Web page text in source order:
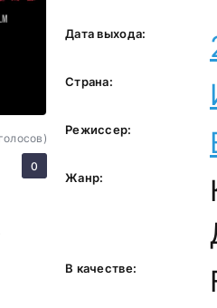
голосов)
0
Дата выхода:
Страна:
Режиссер:
Жанр:
В качестве: